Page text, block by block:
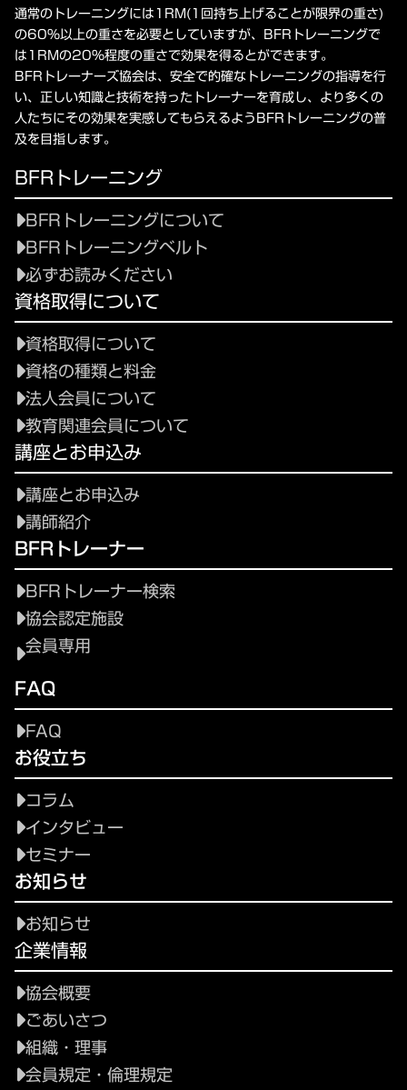
通常のトレーニングには1RM(1回持ち上げることが限界の重さ)
の60%以上の重さを必要としていますが、BFRトレーニングで
は1RMの20%程度の重さで効果を得るとができます。
BFRトレーナーズ協会は、安全で的確なトレーニングの指導を行
い、正しい知識と技術を持ったトレーナーを育成し、より多くの
人たちにその効果を実感してもらえるようBFRトレーニングの普
及を目指します。
BFRトレーニング
BFRトレーニングについて
BFRトレーニングベルト
必ずお読みください
資格取得について
資格取得について
資格の種類と料金
法人会員について
教育関連会員について
講座とお申込み
講座とお申込み
講師紹介
BFRトレーナー
BFRトレーナー検索
協会認定施設
会員専用
FAQ
FAQ
お役立ち
コラム
インタビュー
セミナー
お知らせ
お知らせ
企業情報
協会概要
ごあいさつ
組織・理事
会員規定・倫理規定